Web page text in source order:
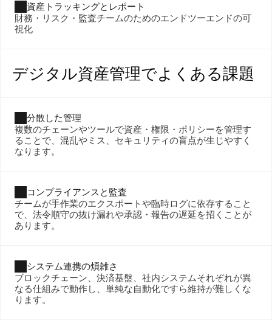
資産トラッキングとレポート
財務・リスク・監査チームのためのエンドツーエンドの可
視化
デジタル資産管理でよくある課題
分散した管理
複数のチェーンやツールで資産・権限・ポリシーを管理す
ることで、混乱やミス、セキュリティの盲点が生じやすく
なります。
コンプライアンスと監査
チームが手作業のエクスポートや臨時ログに依存すること
で、法令順守の抜け漏れや承認・報告の遅延を招くことが
あります。
システム連携の煩雑さ
ブロックチェーン、決済基盤、社内システムそれぞれが異
なる仕組みで動作し、単純な自動化ですら維持が難しくな
ります。